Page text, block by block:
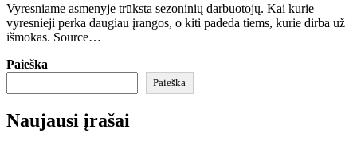
Vyresniame asmenyje trūksta sezoninių darbuotojų. Kai kurie
vyresnieji perka daugiau įrangos, o kiti padeda tiems, kurie dirba už
išmokas. Source…
Paieška
Paieška
Naujausi įrašai